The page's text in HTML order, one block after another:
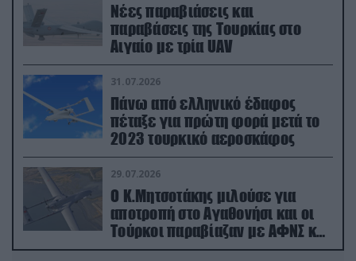
Νέες παραβιάσεις και
παραβάσεις της Τουρκίας στο
Αιγαίο με τρία UAV
31.07.2026
Πάνω από ελληνικό έδαφος
πέταξε για πρώτη φορά μετά το
2023 τουρκικό αεροσκάφος
29.07.2026
Ο Κ.Μητσοτάκης μιλούσε για
αποτροπή στο Αγαθονήσι και οι
Τούρκοι παραβίαζαν με ΑΦΝΣ και
drone